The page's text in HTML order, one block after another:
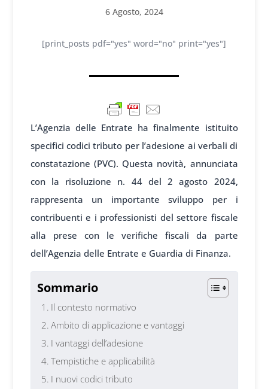
6 Agosto, 2024
[print_posts pdf="yes" word="no" print="yes"]
L’Agenzia delle Entrate ha finalmente istituito
specifici codici tributo per l’adesione ai verbali di
constatazione (PVC). Questa novità, annunciata
con la risoluzione n. 44 del 2 agosto 2024,
rappresenta un importante sviluppo per i
contribuenti e i professionisti del settore fiscale
alla prese con le verifiche fiscali da parte
dell’Agenzia delle Entrate e Guardia di Finanza.
Sommario
Il contesto normativo
Ambito di applicazione e vantaggi
I vantaggi dell’adesione
Tempistiche e applicabilità
I nuovi codici tributo